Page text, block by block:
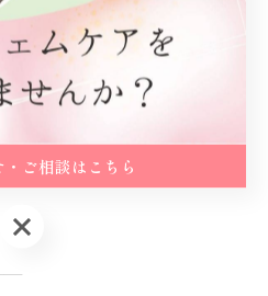
ご相談ください♡
・ご相談はこちら
ご相談はこちら